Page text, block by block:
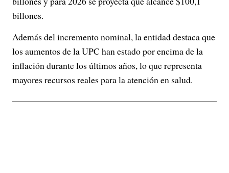
billones.
Además del incremento nominal, la entidad destaca que
los aumentos de la UPC han estado por encima de la
inflación durante los últimos años, lo que representa
mayores recursos reales para la atención en salud.